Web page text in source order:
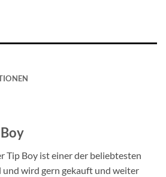
Tip Boy ist einer der beliebtesten
wird gern gekauft und weiter